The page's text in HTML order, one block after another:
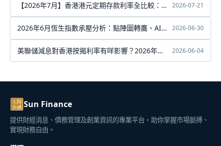
【2026年7月】香港港元定期存款利率全比較：虛
擬銀行最高達8厘
2026-07-21
2026年6月恆生指數承壓分析：點陣圖轉鷹、AI科
技股震盪與中東局勢三重考驗
2026-06-30
美聯儲減息對香港按揭利率有咩影響？2026年完
整分析
2026-06-04
Sun Finance
提供財經消息、債務管理及創業資訊的專業平台，助你掌握市場脈搏、
實現財務自由。